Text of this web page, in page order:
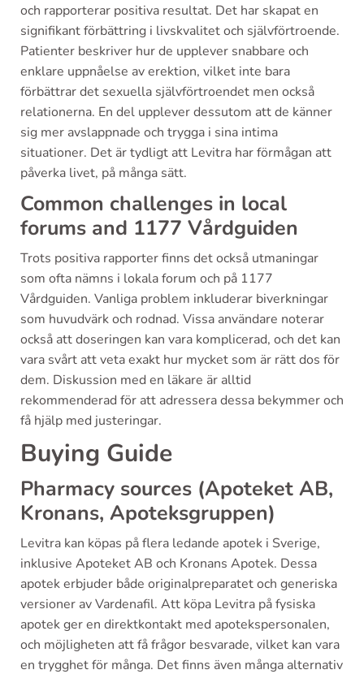
och rapporterar positiva resultat. Det har skapat en
signifikant förbättring i livskvalitet och självförtroende.
Patienter beskriver hur de upplever snabbare och
enklare uppnåelse av erektion, vilket inte bara
förbättrar det sexuella självförtroendet men också
relationerna. En del upplever dessutom att de känner
sig mer avslappnade och trygga i sina intima
situationer. Det är tydligt att Levitra har förmågan att
påverka livet, på många sätt.
Common challenges in local
forums and 1177 Vårdguiden
Trots positiva rapporter finns det också utmaningar
som ofta nämns i lokala forum och på 1177
Vårdguiden. Vanliga problem inkluderar biverkningar
som huvudvärk och rodnad. Vissa användare noterar
också att doseringen kan vara komplicerad, och det kan
vara svårt att veta exakt hur mycket som är rätt dos för
dem. Diskussion med en läkare är alltid
rekommenderad för att adressera dessa bekymmer och
få hjälp med justeringar.
Buying Guide
Pharmacy sources (Apoteket AB,
Kronans, Apoteksgruppen)
Levitra kan köpas på flera ledande apotek i Sverige,
inklusive Apoteket AB och Kronans Apotek. Dessa
apotek erbjuder både originalpreparatet och generiska
versioner av Vardenafil. Att köpa Levitra på fysiska
apotek ger en direktkontakt med apotekspersonalen,
och möjligheten att få frågor besvarade, vilket kan vara
en trygghet för många. Det finns även många alternativ